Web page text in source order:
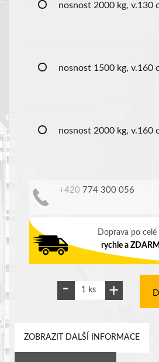
nosnost 2000 kg, v.130
nosnost 1500 kg, v.160
nosnost 2000 kg, v.160
+420 774 300 056
Doprava po celé
rychle a
ZOBRAZIT DALŠÍ INFORMACE